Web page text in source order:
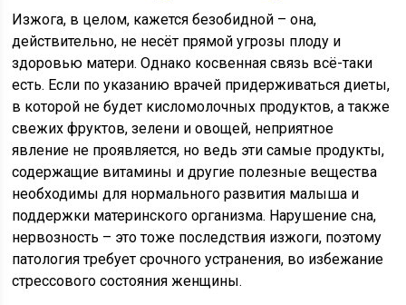
Изжога, в целом, кажется безобидной – она,
действительно, не несёт прямой угрозы плоду и
здоровью матери. Однако косвенная связь всё-таки
есть. Если по указанию врачей придерживаться диеты,
в которой не будет кисломолочных продуктов, а также
свежих фруктов, зелени и овощей, неприятное
явление не проявляется, но ведь эти самые продукты,
содержащие витамины и другие полезные вещества
необходимы для нормального развития малыша и
поддержки материнского организма. Нарушение сна,
нервозность – это тоже последствия изжоги, поэтому
патология требует срочного устранения, во избежание
стрессового состояния женщины.